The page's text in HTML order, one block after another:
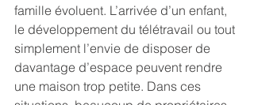
famille évoluent. L’arrivée d’un enfant,
le développement du télétravail ou tout
simplement l’envie de disposer de
davantage d’espace peuvent rendre
une maison trop petite. Dans ces